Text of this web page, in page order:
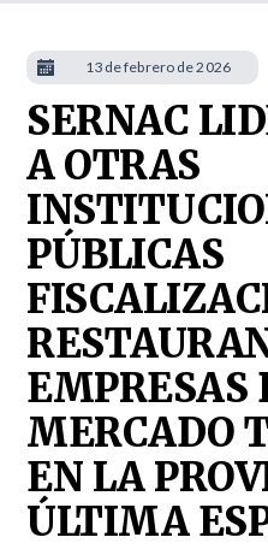
SERNAC
A OTRAS
PÚBLICAS
EMPRESAS
MERCADO
EN LA
ÚLTIMA
13 de febrero de 2026